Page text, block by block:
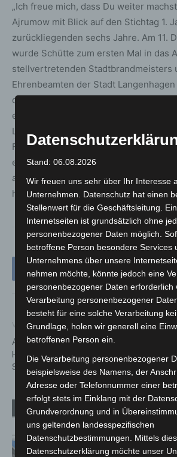
„Ich freue mich, dass Du weiter
Ajrumow mit Blick auf den Stichtag 1.
zurückliegenden sechs Jahre. Am 11.
wurde Schütte zum ersten Mal in das
stellvertretenden Stadtbrandmeisters
Ehrenbeamten der Stadt
dieser Zeit hast Du Dich mit Deinen
eingebracht und sehr gut in den
Lehrgangsorganisation und Ausbildung,
Feuerwehrbedarfsplan oder Corona
etabliert.“ Man wachse mit dem Amt,
aus eigener Erfahrung. Was seinen
hinaus auszeichne: seine
Vorheriger Artikel
Am Haus der Jugend spenden
Hopfenbuchen künftig
Schatten im Innenhof
Verwandte Artikel Mehr vom Autor
Mann läuft mit
A7 – Polizei sucht
Stand: 06.08.2026
Wir freuen uns sehr über Ihr Interesse
Unternehmen. Datenschutz hat einen
Stellenwert für die Geschäftsleitung.
Internetseiten ist grundsätzlich ohne
personenbezogener Daten möglich.
betroffene Person besondere Services
Unternehmens über unsere
nehmen möchte, könnte jedoch eine
personenbezogener Daten erforderlich
Verarbeitung personenbezogener
besteht für eine solche Verarbeitung
Grundlage, holen wir generell eine
betroffenen Person ein.
Die Verarbeitung personenbezogener
beispielsweise des Namens, der
Adresse oder Telefonnummer einer
erfolgt stets im Einklang mit der
Grundverordnung und in
uns geltenden landesspezifischen
Datenschutzbestimmungen. Mittels
Datenschutzerklärung möchte unser